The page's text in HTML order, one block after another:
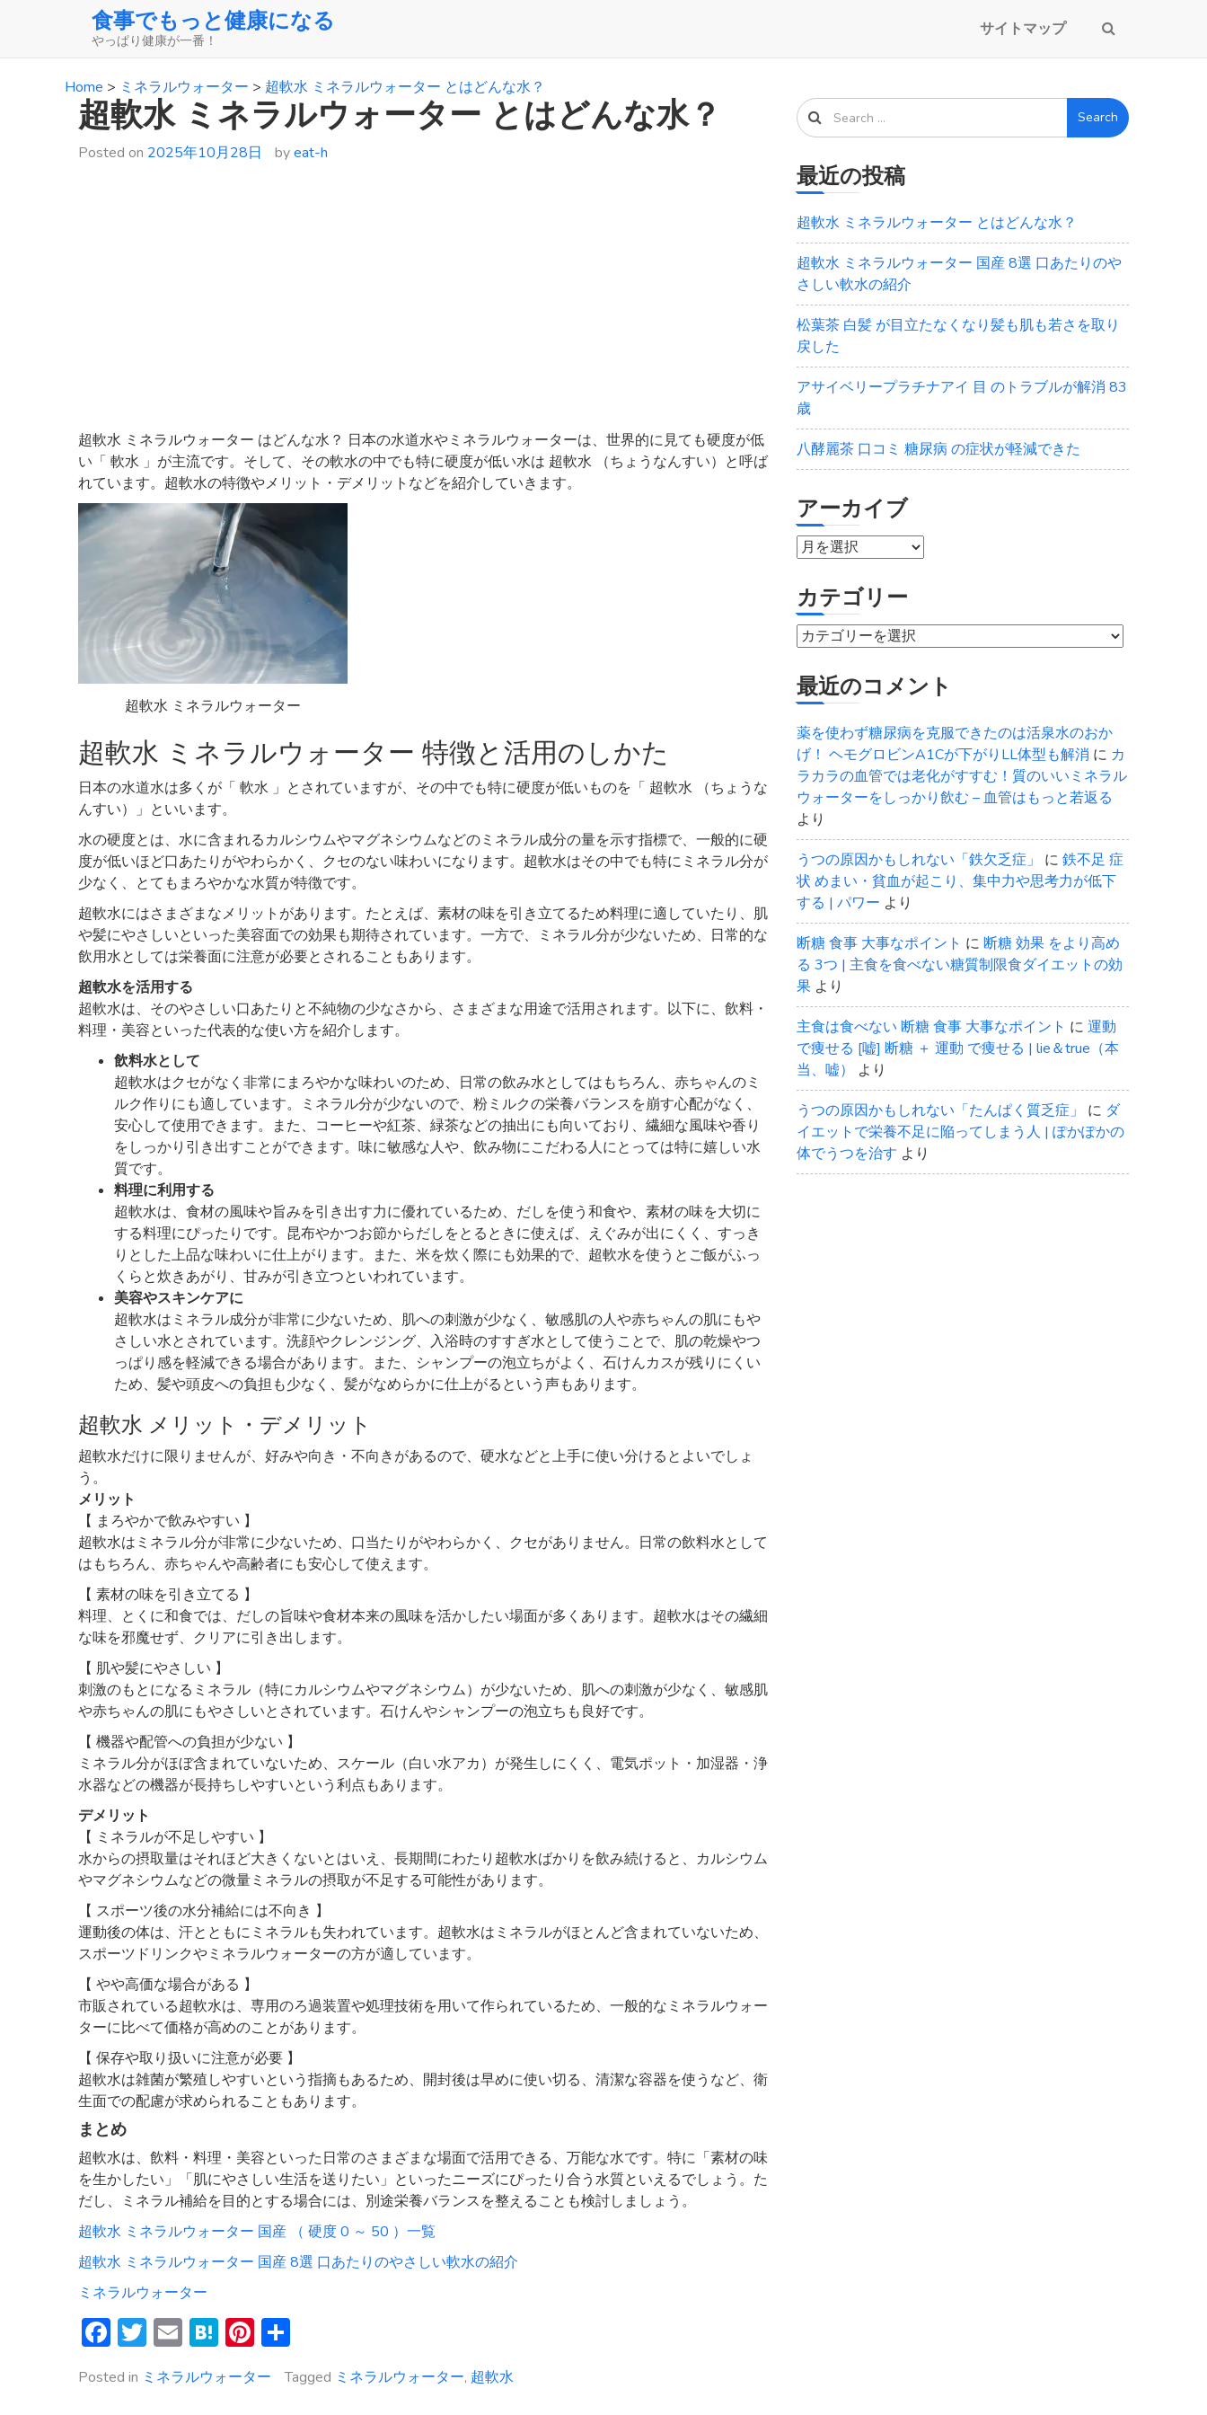
食事でもっと健康になる
やっぱり健康が一番！
サイトマップ
Home > ミネラルウォーター > 超軟水 ミネラルウォーター とはどんな水？
超軟水 ミネラルウォーター とはどんな水？
Posted on 2025年10月28日 byeat-h
超軟水 ミネラルウォーター はどんな水？ 日本の水道水やミネラルウォーターは、世界的に見ても硬度が低
い「 軟水 」が主流です。そして、その軟水の中でも特に硬度が低い水は 超軟水 （ちょうなんすい）と呼ば
れています。超軟水の特徴やメリット・デメリットなどを紹介していきます。
超軟水 ミネラルウォーター
超軟水 ミネラルウォーター 特徴と活用のしかた
日本の水道水は多くが「 軟水 」とされていますが、その中でも特に硬度が低いものを「 超軟水 （ちょうな
んすい）」といいます。
水の硬度とは、水に含まれるカルシウムやマグネシウムなどのミネラル成分の量を示す指標で、一般的に硬
度が低いほど口あたりがやわらかく、クセのない味わいになります。超軟水はその中でも特にミネラル分が
少なく、とてもまろやかな水質が特徴です。
超軟水にはさまざまなメリットがあります。たとえば、素材の味を引き立てるため料理に適していたり、肌
や髪にやさしいといった美容面での効果も期待されています。一方で、ミネラル分が少ないため、日常的な
飲用水としては栄養面に注意が必要とされることもあります。
超軟水を活用する
超軟水は、そのやさしい口あたりと不純物の少なさから、さまざまな用途で活用されます。以下に、飲料・
料理・美容といった代表的な使い方を紹介します。
飲料水として
超軟水はクセがなく非常にまろやかな味わいのため、日常の飲み水としてはもちろん、赤ちゃんのミ
ルク作りにも適しています。ミネラル分が少ないので、粉ミルクの栄養バランスを崩す心配がなく、
安心して使用できます。また、コーヒーや紅茶、緑茶などの抽出にも向いており、繊細な風味や香り
をしっかり引き出すことができます。味に敏感な人や、飲み物にこだわる人にとっては特に嬉しい水
質です。
料理に利用する
超軟水は、食材の風味や旨みを引き出す力に優れているため、だしを使う和食や、素材の味を大切に
する料理にぴったりです。昆布やかつお節からだしをとるときに使えば、えぐみが出にくく、すっき
りとした上品な味わいに仕上がります。また、米を炊く際にも効果的で、超軟水を使うとご飯がふっ
くらと炊きあがり、甘みが引き立つといわれています。
美容やスキンケアに
超軟水はミネラル成分が非常に少ないため、肌への刺激が少なく、敏感肌の人や赤ちゃんの肌にもや
さしい水とされています。洗顔やクレンジング、入浴時のすすぎ水として使うことで、肌の乾燥やつ
っぱり感を軽減できる場合があります。また、シャンプーの泡立ちがよく、石けんカスが残りにくい
ため、髪や頭皮への負担も少なく、髪がなめらかに仕上がるという声もあります。
超軟水 メリット・デメリット
超軟水だけに限りませんが、好みや向き・不向きがあるので、硬水などと上手に使い分けるとよいでしょ
う。
メリット
【 まろやかで飲みやすい 】
超軟水はミネラル分が非常に少ないため、口当たりがやわらかく、クセがありません。日常の飲料水として
はもちろん、赤ちゃんや高齢者にも安心して使えます。
【 素材の味を引き立てる 】
料理、とくに和食では、だしの旨味や食材本来の風味を活かしたい場面が多くあります。超軟水はその繊細
な味を邪魔せず、クリアに引き出します。
【 肌や髪にやさしい 】
刺激のもとになるミネラル（特にカルシウムやマグネシウム）が少ないため、肌への刺激が少なく、敏感肌
や赤ちゃんの肌にもやさしいとされています。石けんやシャンプーの泡立ちも良好です。
【 機器や配管への負担が少ない 】
ミネラル分がほぼ含まれていないため、スケール（白い水アカ）が発生しにくく、電気ポット・加湿器・浄
水器などの機器が長持ちしやすいという利点もあります。
デメリット
【 ミネラルが不足しやすい 】
水からの摂取量はそれほど大きくないとはいえ、長期間にわたり超軟水ばかりを飲み続けると、カルシウム
やマグネシウムなどの微量ミネラルの摂取が不足する可能性があります。
【 スポーツ後の水分補給には不向き 】
運動後の体は、汗とともにミネラルも失われています。超軟水はミネラルがほとんど含まれていないため、
スポーツドリンクやミネラルウォーターの方が適しています。
【 やや高価な場合がある 】
市販されている超軟水は、専用のろ過装置や処理技術を用いて作られているため、一般的なミネラルウォー
ターに比べて価格が高めのことがあります。
【 保存や取り扱いに注意が必要 】
超軟水は雑菌が繁殖しやすいという指摘もあるため、開封後は早めに使い切る、清潔な容器を使うなど、衛
生面での配慮が求められることもあります。
まとめ
超軟水は、飲料・料理・美容といった日常のさまざまな場面で活用できる、万能な水です。特に「素材の味
を生かしたい」「肌にやさしい生活を送りたい」といったニーズにぴったり合う水質といえるでしょう。た
だし、ミネラル補給を目的とする場合には、別途栄養バランスを整えることも検討しましょう。
超軟水 ミネラルウォーター 国産 （ 硬度 0 ～ 50 ）一覧
超軟水 ミネラルウォーター 国産 8選 口あたりのやさしい軟水の紹介
ミネラルウォーター
Facebook
Twitter
EmailHatenaPinterest
Posted in ミネラルウォーター Tagged ミネラルウォーター, 超軟水
Search
最近の投稿
超軟水 ミネラルウォーター とはどんな水？
超軟水 ミネラルウォーター 国産 8選 口あたりのや
さしい軟水の紹介
松葉茶 白髪 が目立たなくなり髪も肌も若さを取り
戻した
アサイベリープラチナアイ 目 のトラブルが解消 83
歳
八酵麗茶 口コミ 糖尿病 の症状が軽減できた
アーカイブ
ア
カ
イ
ブ
カテゴリー
カ
ゴ
リ
ー
最近のコメント
薬を使わず糖尿病を克服できたのは活泉水のおか
げ！ ヘモグロビンA1Cが下がりLL体型も解消 に カ
ラカラの血管では老化がすすむ！質のいいミネラル
ウォーターをしっかり飲む – 血管はもっと若返る
より
うつの原因かもしれない「鉄欠乏症」 に 鉄不足 症
状 めまい・貧血が起こり、集中力や思考力が低下
する | パワー より
断糖 食事 大事なポイント に 断糖 効果 をより高め
る 3つ | 主食を食べない糖質制限食ダイエットの効
果 より
主食は食べない 断糖 食事 大事なポイント に 運動
で痩せる [嘘] 断糖 ＋ 運動 で痩せる | lie＆true（本
当、嘘）
より
うつの原因かもしれない「たんぱく質乏症」 に ダ
イエットで栄養不足に陥ってしまう人 | ぽかぽかの
体でうつを治す より